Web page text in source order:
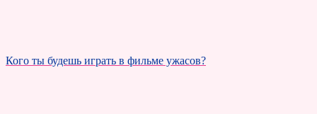
Кого ты будешь играть в фильме ужасов?